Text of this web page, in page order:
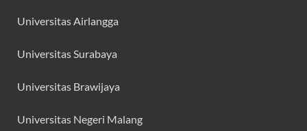
Universitas Airlangga
Universitas Surabaya
Universitas Brawijaya
Universitas Negeri Malang